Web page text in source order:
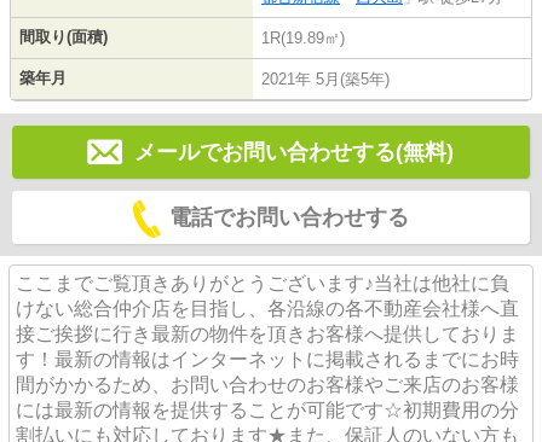
間取り(面積) 1R(19.89㎡)
築年月 2021年 5月(築5年)
メールでお問い合わせする(無料)
電話でお問い合わせする
ここまでご覧頂きありがとうございます♪当社は他社に負
けない総合仲介店を目指し、各沿線の各不動産会社様へ直
接ご挨拶に行き最新の物件を頂きお客様へ提供しておりま
す！最新の情報はインターネットに掲載されるまでにお時
間がかかるため、お問い合わせのお客様やご来店のお客様
には最新の情報を提供することが可能です☆初期費用の分
割払いにも対応しております★また、保証人のいない方も